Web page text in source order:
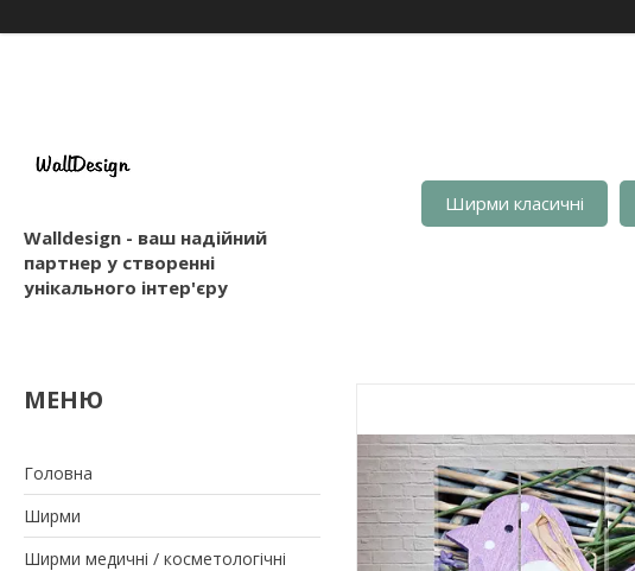
Walldesign - ваш надійний
партнер у створенні
унікального інтер'єру
Ширми класичні
Головна
Ширми
Ширми медичні / косметологічні